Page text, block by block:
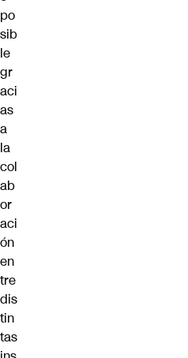
po
sib
le
gr
aci
as
a
la
col
ab
or
aci
ón
en
tre
dis
tin
tas